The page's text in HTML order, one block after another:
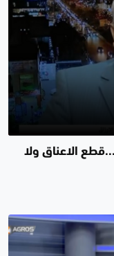
الاعناق ولا